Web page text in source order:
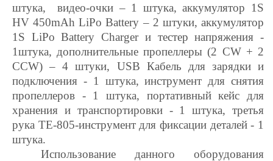
штука, видео-очки – 1 штука, аккумулятор 1S
HV 450mAh LiPo Battery – 2 штуки, аккумулятор
1S LiPo Battery Charger и тестер напряжения -
1штука, дополнительные пропеллеры (2 CW + 2
CCW) – 4 штуки, USB Кабель для зарядки и
подключения - 1 штука, инструмент для снятия
пропеллеров - 1 штука, портативный кейс для
хранения и транспортировки - 1 штука, третья
рука TE-805-инструмент для фиксации деталей - 1
штука.
Использование данного оборудования